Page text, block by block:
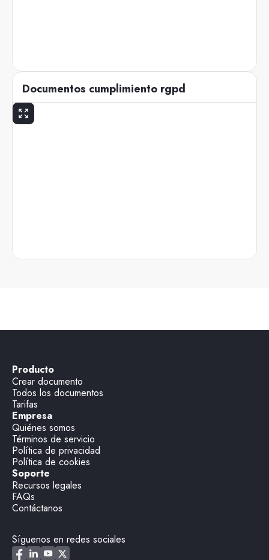
Documentos cumplimiento rgpd
Producto
Crear documento
Todos los documentos
Tarifas
Empresa
Quiénes somos
Términos de servicio
Política de privacidad
Política de cookies
Soporte
Recursos legales
FAQs
Contáctanos
Síguenos en redes sociales